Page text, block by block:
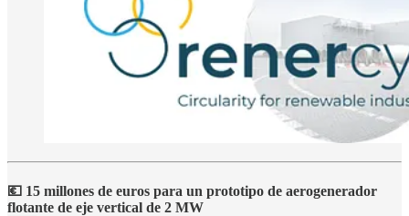
💶 15 millones de euros para un prototipo de aerogenerador
flotante de eje vertical de 2 MW